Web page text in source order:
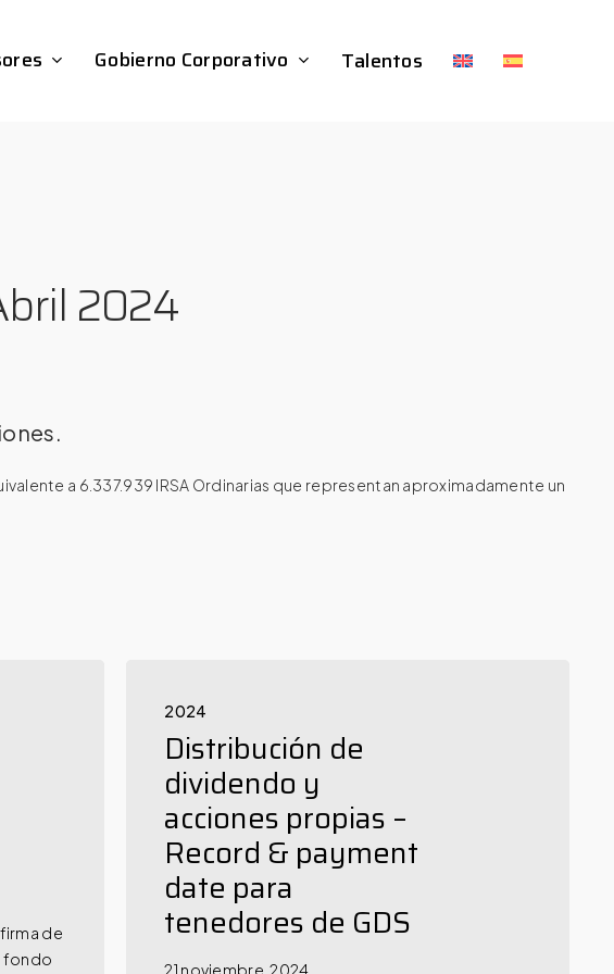
Gobierno Corporativo Talentos
2024
a 6.337.939 IRSA Ordinarias que representan aproximadamente un
de
fondo
2024
Distribución de
dividendo y
acciones propias –
Record & payment
date para
tenedores de GDS
21 noviembre, 2024